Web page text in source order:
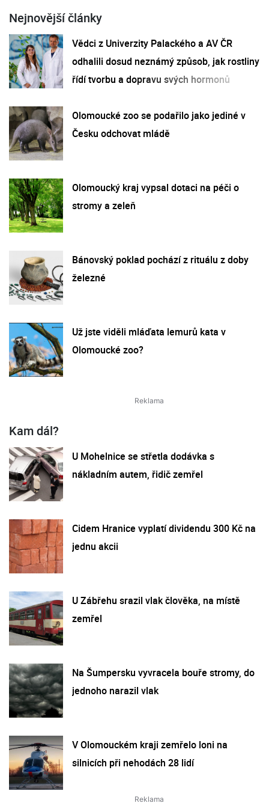
Nejnovější články
Vědci z Univerzity Palackého a AV ČR
odhalili dosud neznámý způsob, jak rostliny
řídí tvorbu a dopravu svých hormonů
Olomoucké zoo se podařilo jako jediné v
Česku odchovat mládě
Olomoucký kraj vypsal dotaci na péči o
stromy a zeleň
Bánovský poklad pochází z rituálu z doby
železné
Už jste viděli mláďata lemurů kata v
Olomoucké zoo?
Kam dál?
U Mohelnice se střetla dodávka s
nákladním autem, řidič zemřel
Cidem Hranice vyplatí dividendu 300 Kč na
jednu akcii
U Zábřehu srazil vlak člověka, na místě
zemřel
Na Šumpersku vyvracela bouře stromy, do
jednoho narazil vlak
V Olomouckém kraji zemřelo loni na
silnicích při nehodách 28 lidí